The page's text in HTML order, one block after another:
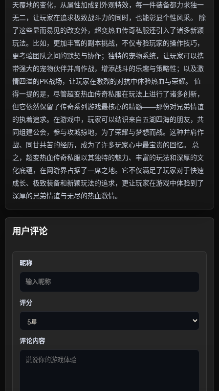
天覆地的变化，从属性加成到外观特效，每一件装备都力求独一
无二，让玩家在追求极致战斗力的同时，也能彰显个性风采。 除
了这些显而易见的改变外，超变热血传奇私服还引入了诸多新颖
玩法。比如，更加丰富的副本挑战，不仅考验玩家的操作技巧，
更考验团队之间的默契与协作；独特的宠物系统，让玩家可以携
带强大的宠物伙伴并肩作战，增添战斗的乐趣与策略性；以及激
情四溢的PK战场，让玩家在激烈的对抗中体验热血与荣耀。 值
得一提的是，尽管超变热血传奇私服在玩法上进行了诸多创新，
但它依然保留了传奇系列游戏最核心的精髓——那份对兄弟情谊
的执着追求。在游戏中，玩家可以结识来自五湖四海的朋友，共
同组建公会，参与攻城掠地，为了荣耀与梦想而战。这种并肩作
战、同甘共苦的经历，成为了许多玩家心中最宝贵的回忆。 总
之，超变热血传奇私服以其独特的魅力、丰富的玩法和深厚的文
化底蕴，在网游界占据了一席之地。它不仅满足了玩家对于快速
成长、极致装备和新颖玩法的追求，更让玩家在游戏中体验到了
深厚的兄弟情谊与无尽的热血激情。
用户评论
昵称
评分
评论内容